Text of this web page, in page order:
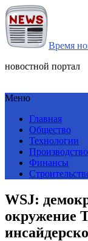
Время
новостной портал
Меню
Главная
Общество
Технологии
Производство
Финансы
WSJ:
окружение